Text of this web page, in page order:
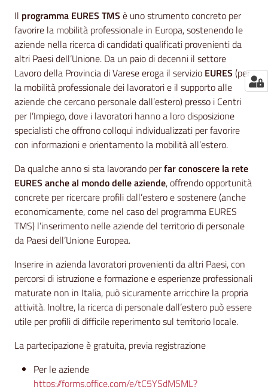
Il programma EURES TMS è uno strumento concreto per
favorire la mobilità professionale in Europa, sostenendo le
aziende nella ricerca di candidati qualificati provenienti da
altri Paesi dell’Unione. Da un paio di decenni il settore
Lavoro della Provincia di Varese eroga il servizio EURES (per
la mobilità professionale dei lavoratori e il supporto alle
aziende che cercano personale dall’estero) presso i Centri
per l’Impiego, dove i lavoratori hanno a loro disposizione
specialisti che offrono colloqui individualizzati per favorire
con informazioni e orientamento la mobilità all’estero.
Da qualche anno si sta lavorando perfar conoscere la rete
EURES anche al mondo delle aziende, offrendo opportunità
concrete per ricercare profili dall’estero e sostenere (anche
economicamente, come nel caso del programma EURES
TMS) l’inserimento nelle aziende del territorio di personale
da Paesi dell’Unione Europea.
Inserire in azienda lavoratori provenienti da altri Paesi, con
percorsi di istruzione e formazione e esperienze professionali
maturate non in Italia, può sicuramente arricchire la propria
attività. Inoltre, la ricerca di personale dall’estero può essere
utile per profili di difficile reperimento sul territorio locale.
La partecipazione è gratuita, previa registrazione
Per le aziende
https://forms.office.com/e/tC5YSdMSML?